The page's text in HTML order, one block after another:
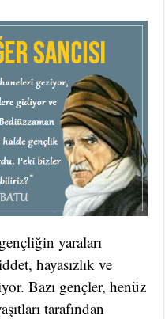
yaraları
hayasızlık ve
Bazı gençler, henüz
tarafından